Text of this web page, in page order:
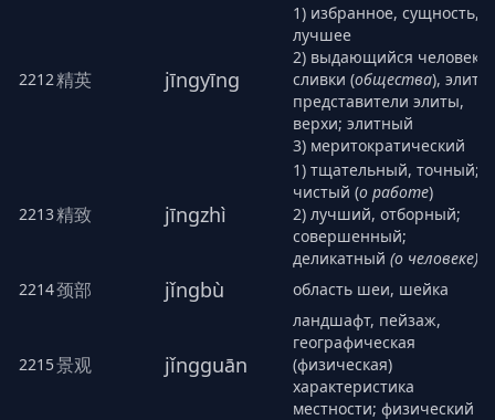
2212精英 jīngyīng
1) избранное, сущность,
лучшее
2) выдающийся человек,
сливки (общества), элита,
представители элиты,
верхи; элитный
3) меритократический
2213精致 jīngzhì
1) тщательный, точный;
чистый (о работе)
2) лучший, отборный;
совершенный;
деликатный (о человеке)
2214颈部 jǐngbù область шеи, шейка
2215景观 jǐngguān
ландшафт, пейзаж,
географическая
(физическая)
характеристика
местности; физический